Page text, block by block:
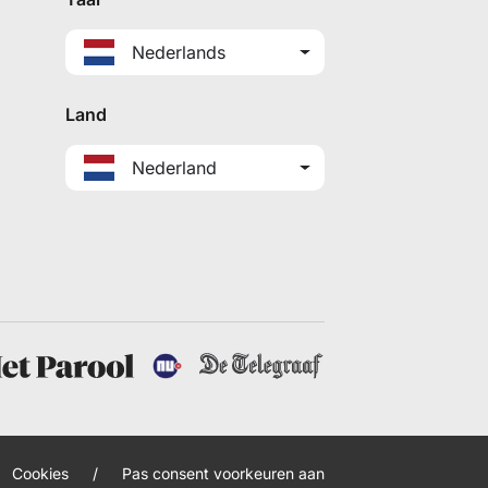
Nederlands
Land
Nederland
Cookies / Pas consent voorkeuren aan